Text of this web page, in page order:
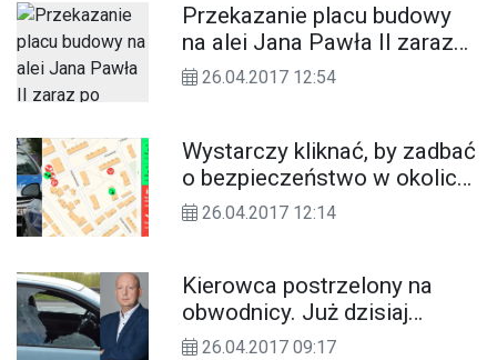
Przekazanie placu budowy
na alei Jana Pawła II zaraz
po majówce. Znaki z
26.04.2017 12:54
Wystarczy kliknać, by zadbać
o bezpieczeństwo w okolicy.
Policjanci namawiają do
26.04.2017 12:14
Kierowca postrzelony na
obwodnicy. Już dzisiaj
reportaż z Kędzierzyna-Koźla
26.04.2017 09:17